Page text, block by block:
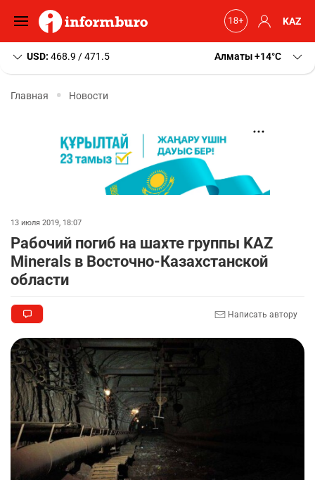
KAZ
USD: 468.9 / 471.5 Алматы+14 C
Главная Новости
13 июля 2019, 18:07
Рабочий погиб на шахте группы KAZ
Minerals в Восточно-Казахстанской
области
Написать автору